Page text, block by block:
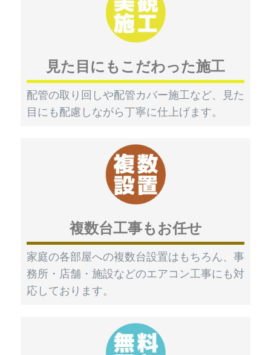
見た目にもこだわった施工
配管の取り回しや配管カバー施工など、見た
目にも配慮しながら丁寧に仕上げます。
複数台工事もお任せ
家庭の各部屋への複数台設置はもちろん、事
務所・店舗・施設などのエアコン工事にも対
応しております。